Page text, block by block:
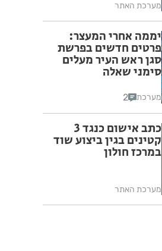
מערכת האתר
יממה אחרי המעצר:
פרטים חדשים בפרשת
סגן ראש העיר מעלים
סימני שאלה
מערכת 2
כתב אישום כנגד 3
קטינים בגין ביצוע שוד
במרכז חולון
מערכת האתר